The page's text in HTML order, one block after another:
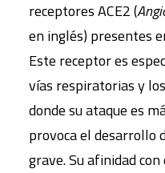
receptores ACE2 (
en inglés) presentes
Este receptor es
vías respiratorias y
donde su ataque es
provoca el desarrollo
grave. Su afinidad